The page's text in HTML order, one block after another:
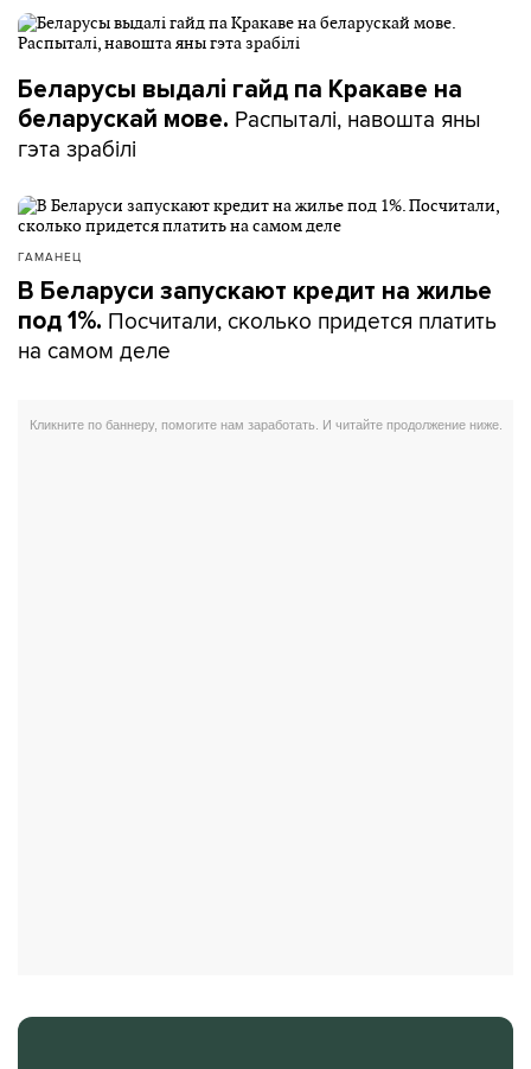
Беларусы выдалі гайд па Кракаве на
беларускай мове. Распыталі, навошта яны
гэта зрабілі
ГАМАНЕЦ
В Беларуси запускают кредит на жилье
под 1%. Посчитали, сколько придется платить
на самом деле